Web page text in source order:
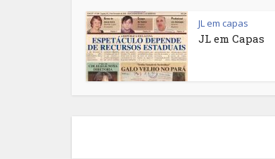
JL em capas
JL em Capas